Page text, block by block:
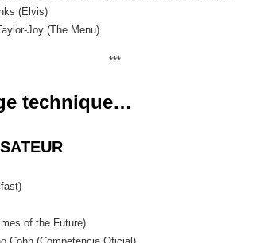
(Elvis)
Joy (The Menu)
***
technique…
of the Future)